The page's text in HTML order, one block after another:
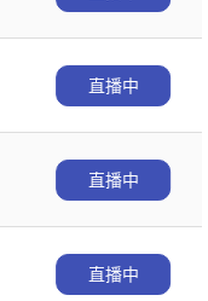
直播中
直播中
直播中